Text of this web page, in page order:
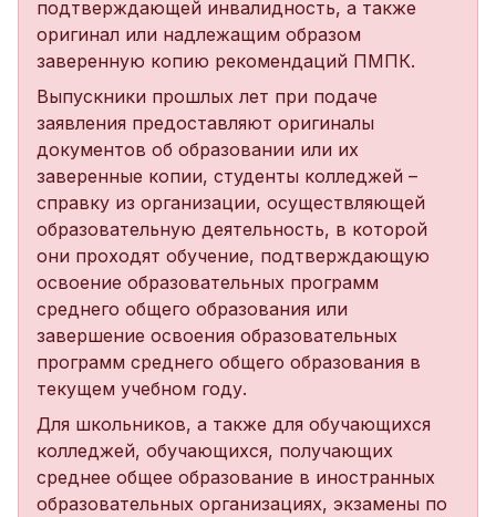
подтверждающей инвалидность, а также
оригинал или надлежащим образом
заверенную копию рекомендаций ПМПК.
Выпускники прошлых лет при подаче
заявления предоставляют оригиналы
документов об образовании или их
заверенные копии, студенты колледжей –
справку из организации, осуществляющей
образовательную деятельность, в которой
они проходят обучение, подтверждающую
освоение образовательных программ
среднего общего образования или
завершение освоения образовательных
программ среднего общего образования в
текущем учебном году.
Для школьников, а также для обучающихся
колледжей, обучающихся, получающих
среднее общее образование в иностранных
образовательных организациях, экзамены по